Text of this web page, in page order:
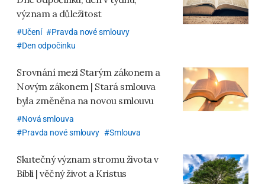
význam a důležitost
Učení
Pravda nové smlouvy
Den odpočinku
Srovnání mezi Starým zákonem a
Novým zákonem | Stará smlouva
byla změněna na novou smlouvu
Nová smlouva
Pravda nové smlouvy
Smlouva
Skutečný význam stromu života v
Bibli | věčný život a Kristus